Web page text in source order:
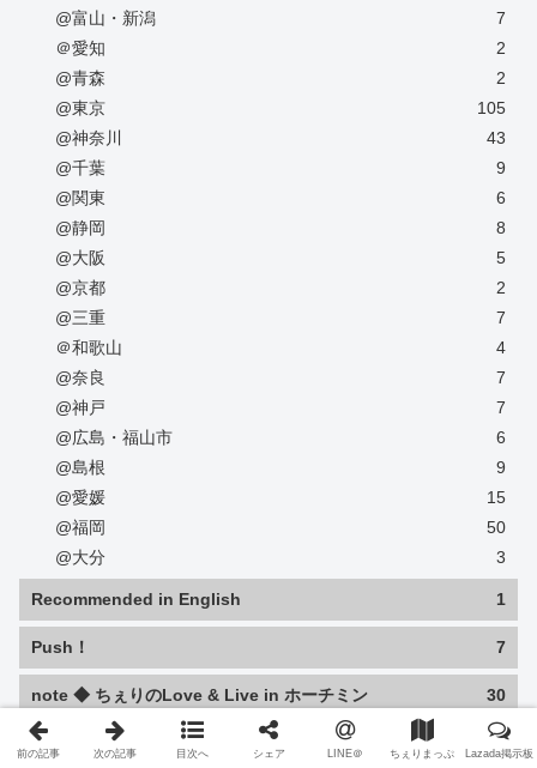
@富山・新潟
7
＠愛知
2
@青森
2
@東京
105
@神奈川
43
@千葉
9
@関東
6
@静岡
8
@大阪
5
@京都
2
@三重
7
＠和歌山
4
@奈良
7
@神戸
7
@広島・福山市
6
@島根
9
@愛媛
15
@福岡
50
@大分
3
Recommended in English 1
Push！ 7
note ◆ ちぇりのLove & Live in ホーチミン 30
ちぇりまっぷ 限定記事 230
前の記事 次の記事 目次へ シェア LINE＠ ちぇりまっぷ Lazada掲示板